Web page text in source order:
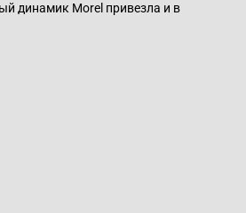
динамик Morel привезла и в